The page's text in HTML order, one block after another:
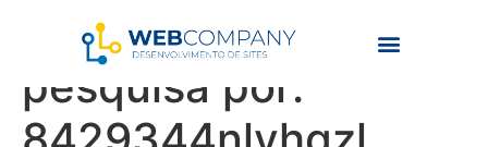
Resultados da
pesquisa por: